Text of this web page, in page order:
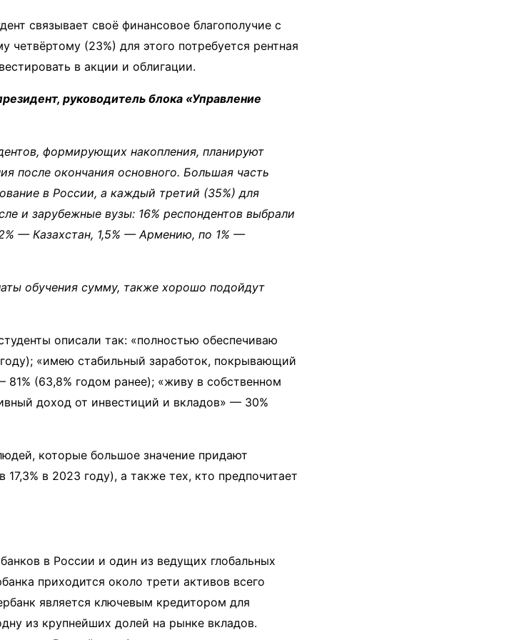
связывает своё финансовое благополучие с
(23%) для этого потребуется рентная
в акции и облигации.
руководитель блока «Управление
формирующих накопления, планируют
после окончания основного. Большая часть
в России, а каждый третий (35%) для
и зарубежные вузы: 16% респондентов выбрали
— Казахстан, 1,5% — Армению, по 1% —
обучения сумму, также хорошо подойдут
описали так: «полностью обеспечиваю
«имею стабильный заработок, покрывающий
(63,8% годом ранее); «живу в собственном
доход от инвестиций и вкладов» — 30%
которые большое значение придают
в 2023 году), а также тех, кто предпочитает
в России и один из ведущих глобальных
приходится около трети активов всего
является ключевым кредитором для
из крупнейших долей на рынке вкладов.